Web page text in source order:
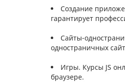
Создание
гарантирует
Сайты-
одностраничных
Игры. Курсы JS
браузере.